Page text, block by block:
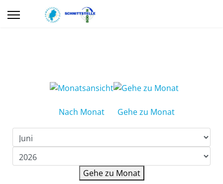
Nach Monat Gehe zu Monat
Gehe zu Monat